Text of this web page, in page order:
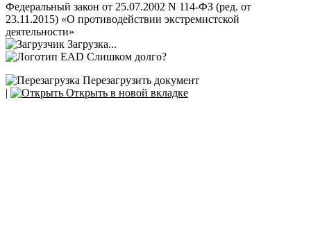
Федеральный закон от 25.07.2002 N 114-ФЗ (ред. от
23.11.2015) «О противодействии экстремистской
деятельности»
Загрузка...
Слишком долго?
Перезагрузить документ
|
Открыть в новой вкладке